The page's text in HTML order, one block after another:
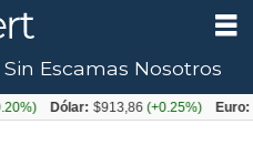
Sin Escamas Nosotros
$913,86 (+0.25%) Euro: